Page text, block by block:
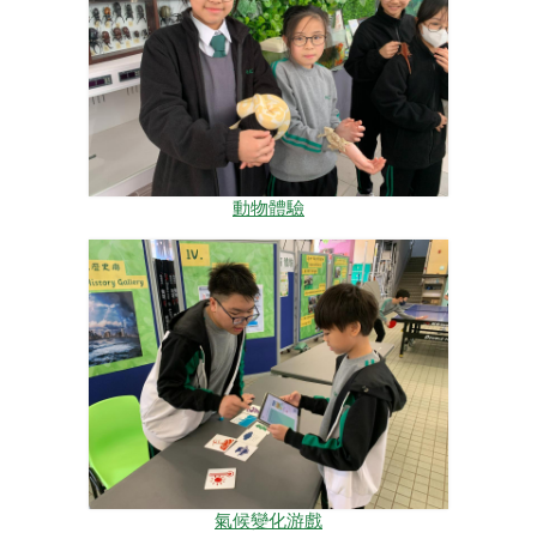
動物體驗
氣候變化游戲